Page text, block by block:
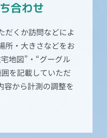
合わせ
だくか訪問などによ
所・大きさなどをお
地図”・“グーグル
を記載していただ
容から計測の調整を